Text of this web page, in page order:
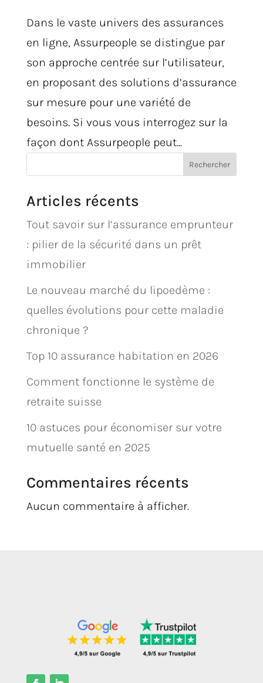
Dans le vaste univers des assurances
en ligne, Assurpeople se distingue par
son approche centrée sur l’utilisateur,
en proposant des solutions d’assurance
sur mesure pour une variété de
besoins. Si vous vous interrogez sur la
façon dont Assurpeople peut...
Rechercher
Articles récents
Tout savoir sur l’assurance emprunteur
: pilier de la sécurité dans un prêt
immobilier
Le nouveau marché du lipoedème :
quelles évolutions pour cette maladie
chronique ?
Top 10 assurance habitation en 2026
Comment fonctionne le système de
retraite suisse
10 astuces pour économiser sur votre
mutuelle santé en 2025
Commentaires récents
Aucun commentaire à afficher.